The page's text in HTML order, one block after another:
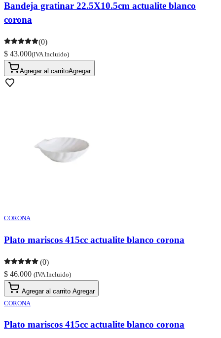
Bandeja gratinar 22.5X10.5cm actualite blanco
corona
(0)
$ 43.000(IVA Incluido)
Agregar al carritoAgregar
CORONA
Plato mariscos 415cc actualite blanco corona
(0)
$ 46.000 (IVA Incluido)
Agregar al carrito Agregar
CORONA
Plato mariscos 415cc actualite blanco corona